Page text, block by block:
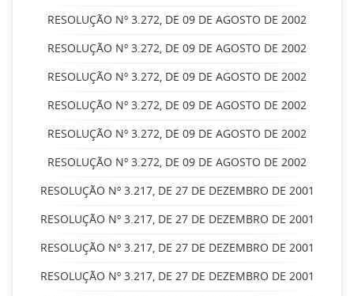
RESOLUÇÃO Nº 3.272, DE 09 DE AGOSTO DE 2002
RESOLUÇÃO Nº 3.272, DE 09 DE AGOSTO DE 2002
RESOLUÇÃO Nº 3.272, DE 09 DE AGOSTO DE 2002
RESOLUÇÃO Nº 3.272, DE 09 DE AGOSTO DE 2002
RESOLUÇÃO Nº 3.272, DE 09 DE AGOSTO DE 2002
RESOLUÇÃO Nº 3.272, DE 09 DE AGOSTO DE 2002
RESOLUÇÃO Nº 3.217, DE 27 DE DEZEMBRO DE 2001
RESOLUÇÃO Nº 3.217, DE 27 DE DEZEMBRO DE 2001
RESOLUÇÃO Nº 3.217, DE 27 DE DEZEMBRO DE 2001
RESOLUÇÃO Nº 3.217, DE 27 DE DEZEMBRO DE 2001